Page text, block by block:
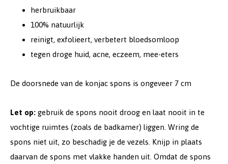
herbruikbaar
100% natuurlijk
reinigt, exfolieert, verbetert bloedsomloop
tegen droge huid, acne, eczeem, mee-eters
De doorsnede van de konjac spons is ongeveer 7 cm
Let op: gebruik de spons nooit droog en laat nooit in te
vochtige ruimtes (zoals de badkamer) liggen. Wring de
spons niet uit, zo beschadig je de vezels. Knijp in plaats
daarvan de spons met vlakke handen uit. Omdat de spons